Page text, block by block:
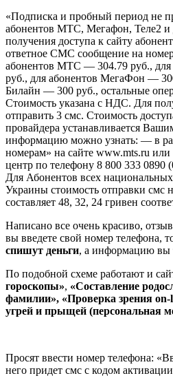
«Подписка и пробный период не
абонентов МТС, Мегафон, Теле2 и
получения доступа к сайту
ответное СМС сообщение на
абонентов МТС — 304.79 руб.,
руб., для абонентов МегаФон —
Билайн — 300 руб., остальные
Стоимость указана с НДС. Для
отправить 3 смс. Стоимость
провайдера устанавливается
информацию можно узнать: — в
номерам» на сайте www.mts.ru
центр по телефону 8 800 333
Для Абонентов всех
Украины стоимость отправки смс
составляет 48, 32, 24 гривен
Написано все очень красиво,
вы введете свой номер телефона,
спишут деньги, а информацию вы
По подобной схеме работают и
гороскопы», «Составление
фамилии», «Проверка зрения
угрей и прыщей (персональная
Просят ввести номер телефона:
него придет смс с кодом